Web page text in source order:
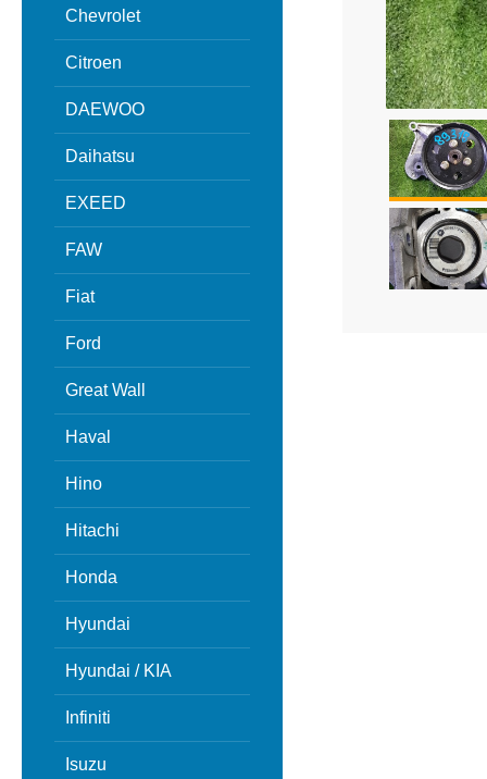
Chevrolet
Citroen
DAEWOO
Daihatsu
EXEED
FAW
Fiat
Ford
Great Wall
Haval
Hino
Hitachi
Honda
Hyundai
Hyundai / KIA
Infiniti
Isuzu